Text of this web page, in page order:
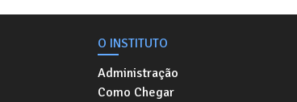
O INSTITUTO
Administração
Como Chegar